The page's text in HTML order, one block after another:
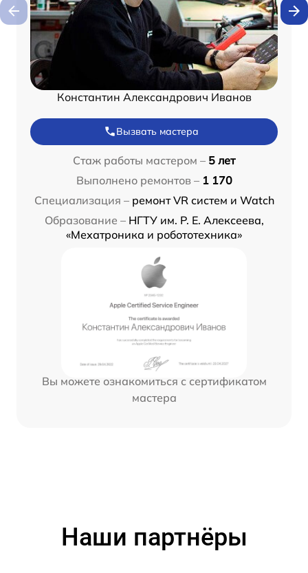
Константин Александрович Иванов
Вызвать мастера
Стаж работы мастером – 5 лет
Выполнено ремонтов – 1 170
Специализация – ремонт VR систем и Watch
Образование – НГТУ им. Р. Е. Алексеева,
«Мехатроника и робототехника»
Вы можете ознакомиться с сертификатом
мастера
Наши партнёры